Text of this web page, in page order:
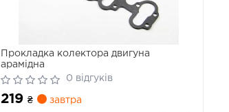
Прокладка колектора двигуна
арамідна
0 відгуків
219₴ завтра